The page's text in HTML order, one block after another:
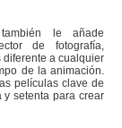
le añade
de fotografía,
diferente a cualquier
de la animación.
películas clave de
y setenta para crear